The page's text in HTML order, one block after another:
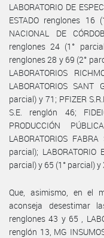
LABORATORIO DE
ESTADO renglones 16
NACIONAL DE
renglones 24 (1°
renglones 28 y 69 (2°
LABORATORIOS
LABORATORIOS
parcial) y 71; PFIZER
S.E. renglón 46;
PRODUCCIÓN
LABORATORIOS
parcial);
parcial) y 65 (1° parcial) y
Que, asimismo, en el
aconseja desestimar
renglones 43 y 65 ,
renglón 13, MG